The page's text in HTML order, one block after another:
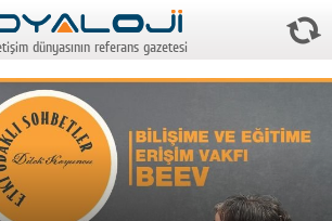
dünyasının referans gazetesi